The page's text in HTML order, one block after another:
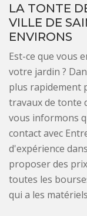
LA TONTE
VILLE DE
ENVIRONS
Est-ce que vous
votre jardin ?
plus rapidement
travaux de tonte
vous informons
contact avec
d'expérience
proposer des
toutes les
qui a les